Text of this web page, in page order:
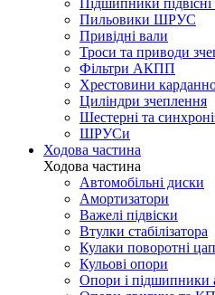
Підшипники підвісні
Пильовики ШРУС
Привідні вали
Троси та приводи
Фільтри АКПП
Хрестовини
Циліндри зчеплення
Шестерні та
ШРУСи
Ходова частина
Ходова частина
Автомобільні диски
Амортизатори
Важелі підвіски
Втулки стабілізатора
Кулаки поворотні
Кульові опори
Опори і підшипники